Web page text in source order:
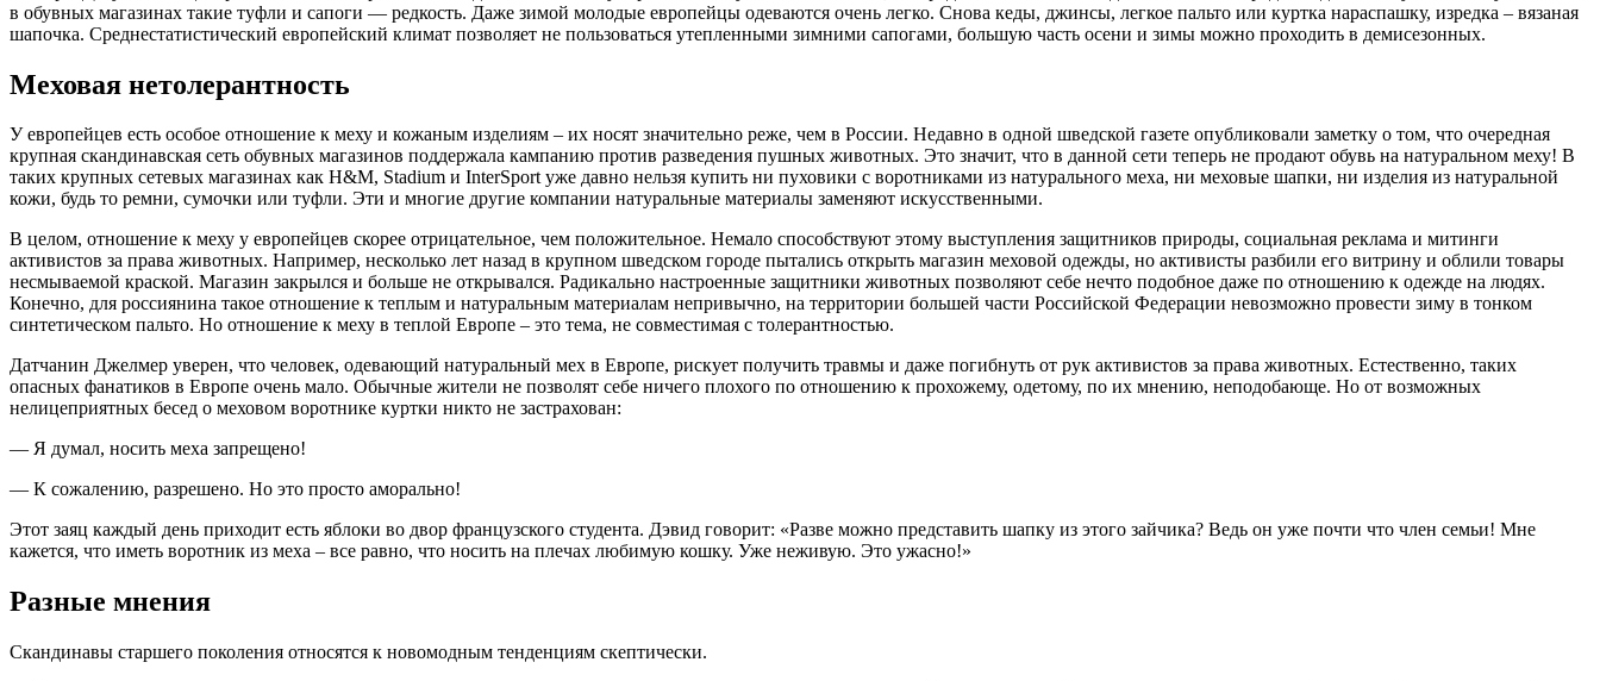
в обувных магазинах такие туфли и сапоги — редкость. Даже зимой молодые европейцы одеваются очень легко. Снова кеды, джинсы, легкое пальто или куртка нараспашку, изредка – вязаная
шапочка. Среднестатистический европейский климат позволяет не пользоваться утепленными зимними сапогами, большую часть осени и зимы можно проходить в демисезонных.
Меховая нетолерантность
У европейцев есть особое отношение к меху и кожаным изделиям – их носят значительно реже, чем в России. Недавно в одной шведской газете опубликовали заметку о том, что очередная
крупная скандинавская сеть обувных магазинов поддержала кампанию против разведения пушных животных. Это значит, что в данной сети теперь не продают обувь на натуральном меху! В
таких крупных сетевых магазинах как H&M, Stadium и InterSport уже давно нельзя купить ни пуховики с воротниками из натурального меха, ни меховые шапки, ни изделия из натуральной
кожи, будь то ремни, сумочки или туфли. Эти и многие другие компании натуральные материалы заменяют искусственными.
В целом, отношение к меху у европейцев скорее отрицательное, чем положительное. Немало способствуют этому выступления защитников природы, социальная реклама и митинги
активистов за права животных. Например, несколько лет назад в крупном шведском городе пытались открыть магазин меховой одежды, но активисты разбили его витрину и облили товары
несмываемой краской. Магазин закрылся и больше не открывался. Радикально настроенные защитники животных позволяют себе нечто подобное даже по отношению к одежде на людях.
Конечно, для россиянина такое отношение к теплым и натуральным материалам непривычно, на территории большей части Российской Федерации невозможно провести зиму в тонком
синтетическом пальто. Но отношение к меху в теплой Европе – это тема, не совместимая с толерантностью.
Датчанин Джелмер уверен, что человек, одевающий натуральный мех в Европе, рискует получить травмы и даже погибнуть от рук активистов за права животных. Естественно, таких
опасных фанатиков в Европе очень мало. Обычные жители не позволят себе ничего плохого по отношению к прохожему, одетому, по их мнению, неподобающе. Но от возможных
нелицеприятных бесед о меховом воротнике куртки никто не застрахован:
— Я думал, носить меха запрещено!
— К сожалению, разрешено. Но это просто аморально!
Этот заяц каждый день приходит есть яблоки во двор французского студента. Дэвид говорит: «Разве можно представить шапку из этого зайчика? Ведь он уже почти что член семьи! Мне
кажется, что иметь воротник из меха – все равно, что носить на плечах любимую кошку. Уже неживую. Это ужасно!»
Разные мнения
Скандинавы старшего поколения относятся к новомодным тенденциям скептически.